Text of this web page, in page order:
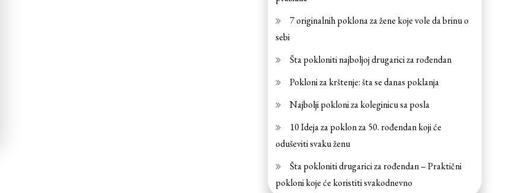
7 originalnih poklona za žene koje vole da brinu o
sebi
Šta pokloniti najboljoj drugarici za rođendan
Pokloni za krštenje: šta se danas poklanja
Najbolji pokloni za koleginicu sa posla
10 Ideja za poklon za 50. rođendan koji će
oduševiti svaku ženu
Šta pokloniti drugarici za rođendan – Praktični
pokloni koje će koristiti svakodnevno